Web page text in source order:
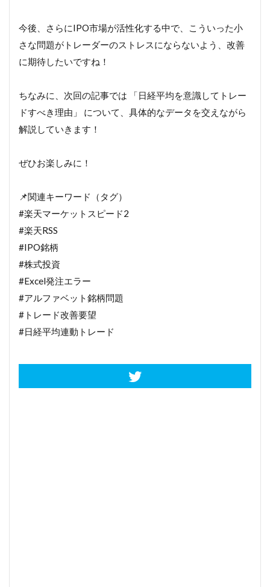
今後、さらにIPO市場が活性化する中で、こういった小
さな問題がトレーダーのストレスにならないよう、改善
に期待したいですね！
ちなみに、次回の記事では 「日経平均を意識してトレー
ドすべき理由」 について、具体的なデータを交えながら
解説していきます！
ぜひお楽しみに！
📌関連キーワード（タグ）
#楽天マーケットスピード2
#楽天RSS
#IPO銘柄
#株式投資
#Excel発注エラー
#アルファベット銘柄問題
#トレード改善要望
#日経平均連動トレード